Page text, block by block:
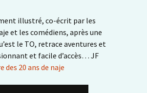
illustré, co-écrit par les
et les comédiens, après une
le TO, retrace aventures et
et facile d’accès… JF
des 20 ans de naje